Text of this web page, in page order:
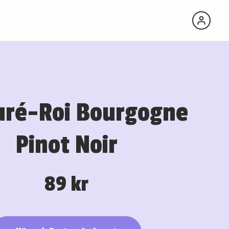
Roi Bourgogne
Pinot Noir
89 kr